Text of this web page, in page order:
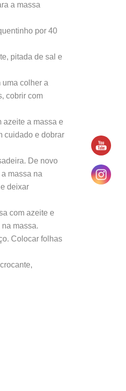
a massa
por 40
pitada de sal e
uma colher a
cobrir com
azeite a massa e
cuidado e dobrar
De novo
massa na
deixar
com azeite e
massa.
Colocar folhas